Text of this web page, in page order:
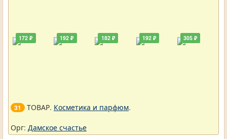
172 ₽ 192 ₽ 182 ₽ 192 ₽ 305 ₽
31 ТОВАР. Косметика и парфюм.
Орг: Дамское счастье